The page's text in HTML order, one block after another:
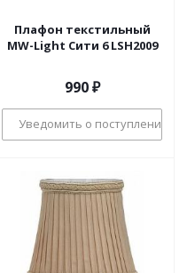
Плафон текстильный
MW-Light Сити 6 LSH2009
990₽
Уведомить о поступлении